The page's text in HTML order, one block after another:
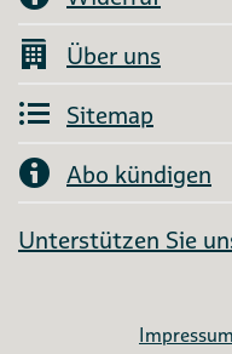
Über uns
Sitemap
Abo kündigen
Unterstützen Sie
Impressum